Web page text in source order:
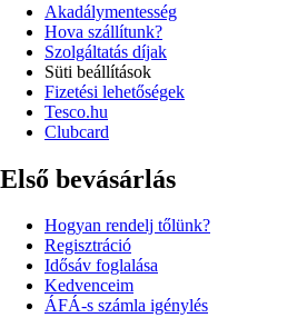
Akadálymentesség
Hova szállítunk?
Szolgáltatás díjak
Süti beállítások
Fizetési lehetőségek
Tesco.hu
Clubcard
Első bevásárlás
Hogyan rendelj tőlünk?
Regisztráció
Idősáv foglalása
Kedvenceim
ÁFÁ-s számla igénylés